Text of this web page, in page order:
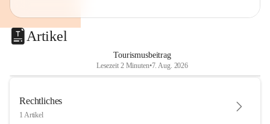
Artikel
Tourismusbeitrag
Lesezeit 2 Minuten•7. Aug. 2026
Rechtliches
1 Artikel